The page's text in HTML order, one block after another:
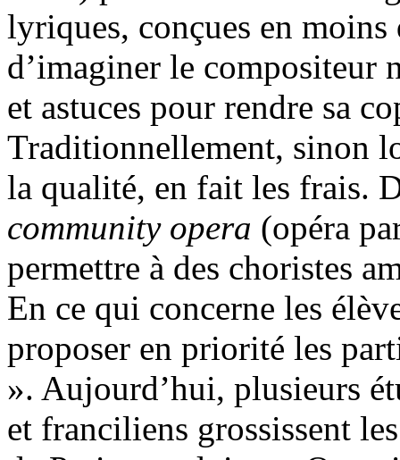
lyriques, conçues en
d’imaginer le compositeur
et astuces pour rendre sa
Traditionnellement, sinon
la qualité, en fait les frais.
community opera (opéra
permettre à des choristes
En ce qui concerne les
proposer en priorité les
». Aujourd’hui, plusieurs
et franciliens grossissent